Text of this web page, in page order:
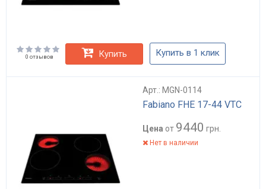
0 отзывов Купить Купить в 1 клик
Арт.: MGN-0114
Fabiano FHE 17-44 VTC
Цена от 9440 грн.
Нет в наличии